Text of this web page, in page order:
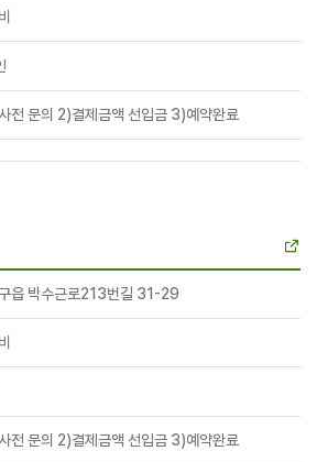
전 문의 2)결제금액 선입금 3)예약완료
읍 박수근로213번길 31-29
전 문의 2)결제금액 선입금 3)예약완료